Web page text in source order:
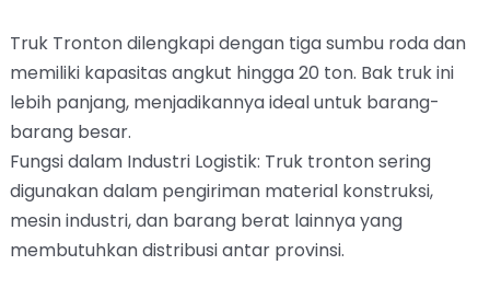
Truk Tronton dilengkapi dengan tiga sumbu roda dan
memiliki kapasitas angkut hingga 20 ton. Bak truk ini
lebih panjang, menjadikannya ideal untuk barang-
barang besar.
Fungsi dalam Industri Logistik: Truk tronton sering
digunakan dalam pengiriman material konstruksi,
mesin industri, dan barang berat lainnya yang
membutuhkan distribusi antar provinsi.